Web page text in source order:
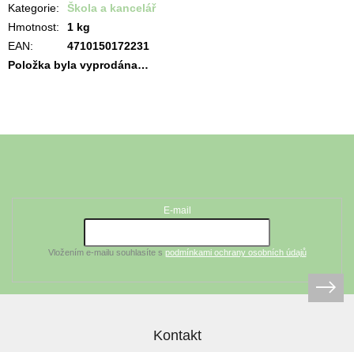
Kategorie:
Škola a kancelář
Hmotnost:
1 kg
EAN:
4710150172231
Položka byla vyprodána…
E-mail
Vložením e-mailu souhlasíte s podmínkami ochrany osobních údajů
Kontakt